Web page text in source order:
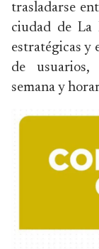
trasladarse
ciudad de La
estratégicas y
de usuarios,
semana y